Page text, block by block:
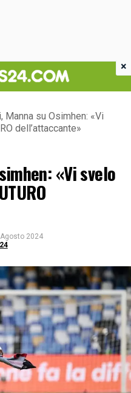
Manna su Osimhen: «Vi
dell’attaccante»
«Vi svelo
2024
×